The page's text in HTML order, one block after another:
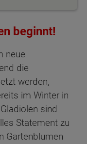
beginnt!
neue
die
werden,
im Winter in
sind
Statement zu
Gartenblumen